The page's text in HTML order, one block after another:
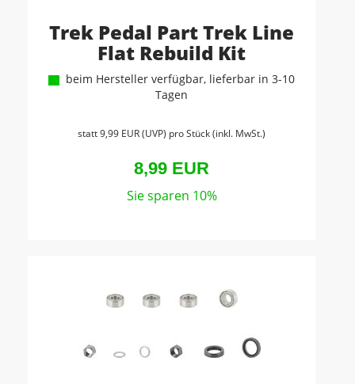
Trek Pedal Part Trek Line
Flat Rebuild Kit
beim Hersteller verfügbar, lieferbar in 3-10
Tagen
statt9,99 EUR(UVP) pro Stück (inkl. MwSt.)
8,99 EUR
Sie sparen 10%